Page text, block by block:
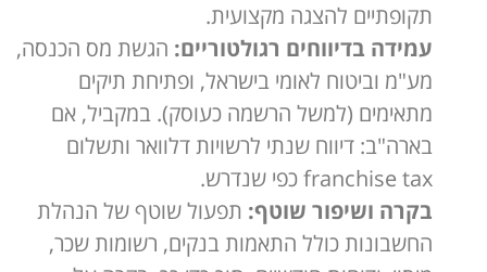
תקופתיים להצגה מקצועית.
עמידה בדיווחים רגולטוריים: הגשת מס הכנסה,
מע"מ וביטוח לאומי בישראל, ופתיחת תיקים
מתאימים (למשל הרשמה כעוסק). במקביל, אם
בארה"ב: דיווח שנתי לרשויות דלוואר ותשלום
franchise tax כפי שנדרש.
בקרה ושיפור שוטף: תפעול שוטף של הנהלת
החשבונות כולל התאמות בנקים, רשומות שכר,